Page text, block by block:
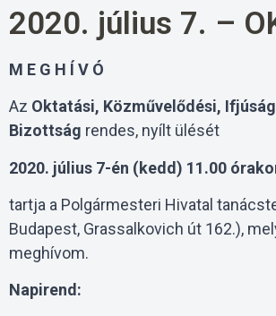
2020. július 7. –
M E G H Í V Ó
Az Oktatási, Közművelődési,
Bizottság rendes, nyílt ülését
2020. július 7-én (kedd) 11.00
tartja a Polgármesteri Hivatal
Budapest, Grassalkovich út 162.),
meghívom.
Napirend: